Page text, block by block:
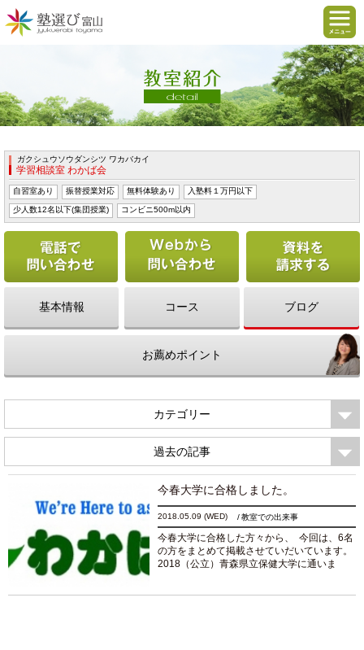
ガクシュウソウダンシツ ワカバカイ
学習相談室 わかば会
自習室あり 振替授業対応 無料体験あり 入塾料１万円以下
少人数12名以下(集団授業) コンビニ500m以内
電話で問い合わせる Webから問い合わせ
基本情報 コース ブログ
お薦めポイント
カテゴリー
過去の記事
今春大学に合格しました。
2018.05.09(WED) 教室での出来事
今春大学に合格した方々から、 今回は、6名
の方をまとめて掲載させていだいています。
2018（公立）青森県立保健大学に通いま